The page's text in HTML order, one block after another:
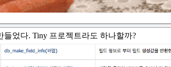
들었다. Tiny 프로젝트라도 하나할까?